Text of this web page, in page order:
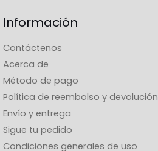
Información
Contáctenos
Acerca de
Método de pago
Política de reembolso y devolución
Envío y entrega
Sigue tu pedido
Condiciones generales de uso